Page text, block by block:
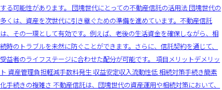
する可能性があります。 団塊世代にとっての不動産信託の活用法 団塊世代の
多くは、資産を次世代に引き継ぐための準備を進めています。不動産信託
は、その一環として有効です。例えば、老後の生活資金を確保しながら、相
続時のトラブルを未然に防ぐことができます。さらに、信託契約を通じて、
受益者のライフステージに合わせた配分が可能です。 項目メリットデメリッ
ト 資産管理負担軽減手数料発生 収益安定収入流動性低 相続対策手続き簡素
化手続きの複雑さ 不動産信託は、団塊世代の資産運用や相続対策において、